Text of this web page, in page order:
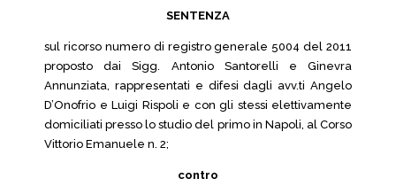
SENTENZA
sul ricorso numero di registro generale 5004 del 2011
proposto dai Sigg. Antonio Santorelli e Ginevra
Annunziata, rappresentati e difesi dagli avv.ti Angelo
D’Onofrio e Luigi Rispoli e con gli stessi elettivamente
domiciliati presso lo studio del primo in Napoli, al Corso
Vittorio Emanuele n. 2;
contro